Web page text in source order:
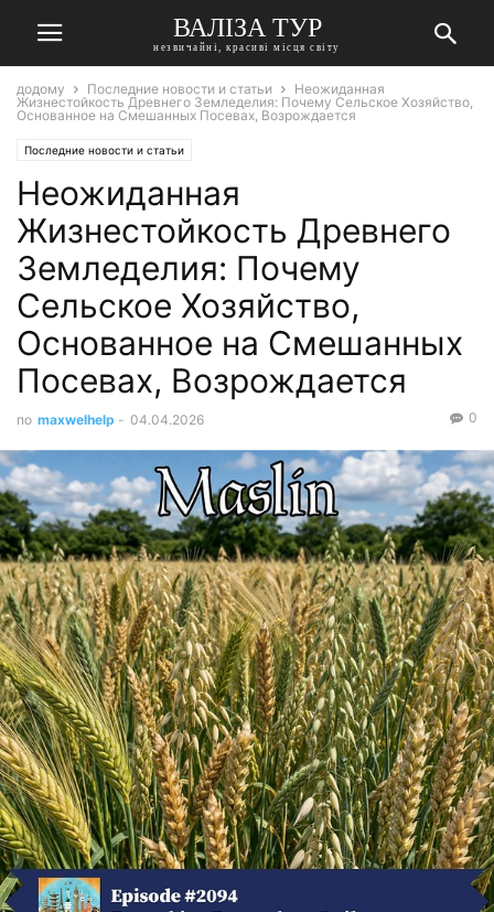
ВАЛІЗА ТУР
незвичайні, красиві місця світу
додому Последние новости и статьи
Неожиданная
Жизнестойкость Древнего Земледелия: Почему Сельское Хозяйство,
Основанное на Смешанных Посевах, Возрождается
Последние новости и статьи
Неожиданная
Жизнестойкость Древнего
Земледелия: Почему
Сельское Хозяйство,
Основанное на Смешанных
Посевах, Возрождается
по maxwelhelp - 04.04.2026 0